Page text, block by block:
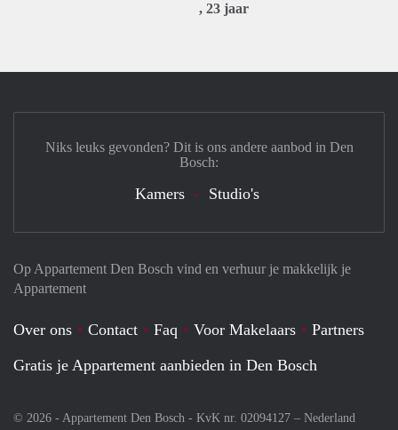
, 23 jaar
Op Appartement Den Bosch vind en verhuur je makkelijk je
Appartement
Over ons Contact Faq Voor Makelaars
Partners
Gratis je Appartement aanbieden in Den Bosch
© 2026 - Appartement Den Bosch - KvK nr. 02094127 – Nederland
Niks leuks gevonden? Dit is ons andere aanbod in Den
Bosch:
Kamers Studio's